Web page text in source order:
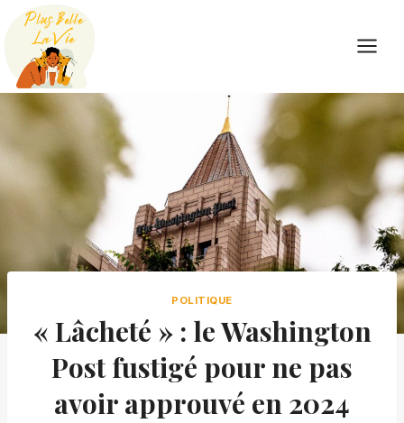
Skip
content
POLITIQUE
« Lâcheté » : le Washington
Post fustigé pour ne pas
avoir approuvé en 2024